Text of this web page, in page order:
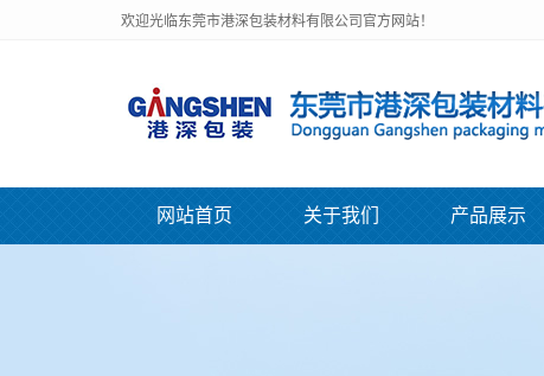
欢迎光临东莞市港深包装材料有限公司官方网站！
网站首页 关于我们 产品展示